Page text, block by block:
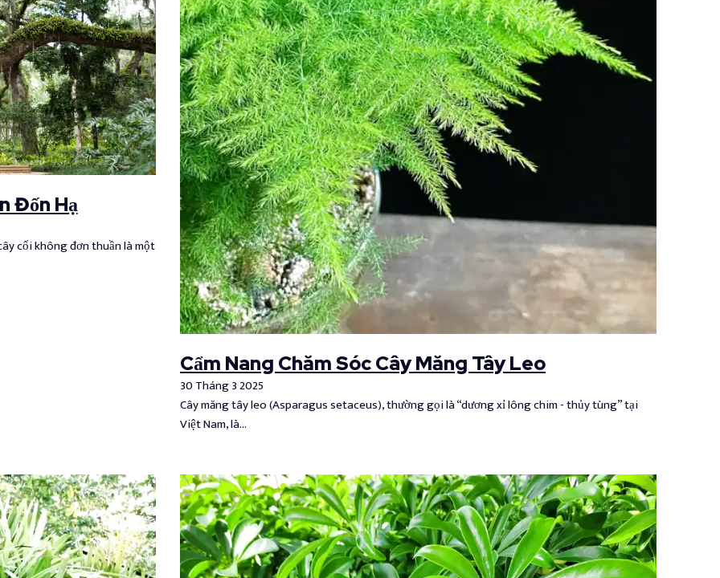
Đốn Hạ
cối không đơn thuần là một
Cẩm Nang Chăm Sóc Cây Măng Tây Leo
30 Tháng 3 2025
Cây măng tây leo (Asparagus setaceus), thường gọi là “dương xỉ lông chim - thủy tùng” tại
Việt Nam, là…